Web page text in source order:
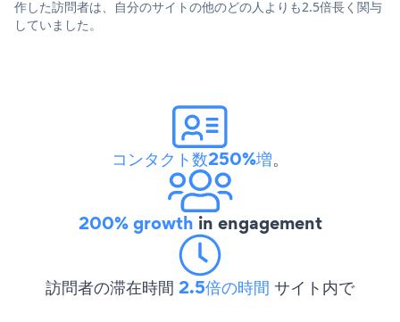
作した訪問者は、自分のサイトの他のどの人よりも2.5倍長く関与
していました。
コンタクト数250%増。
200% growth in engagement
訪問者の滞在時間 2.5倍の時間 サイト内で